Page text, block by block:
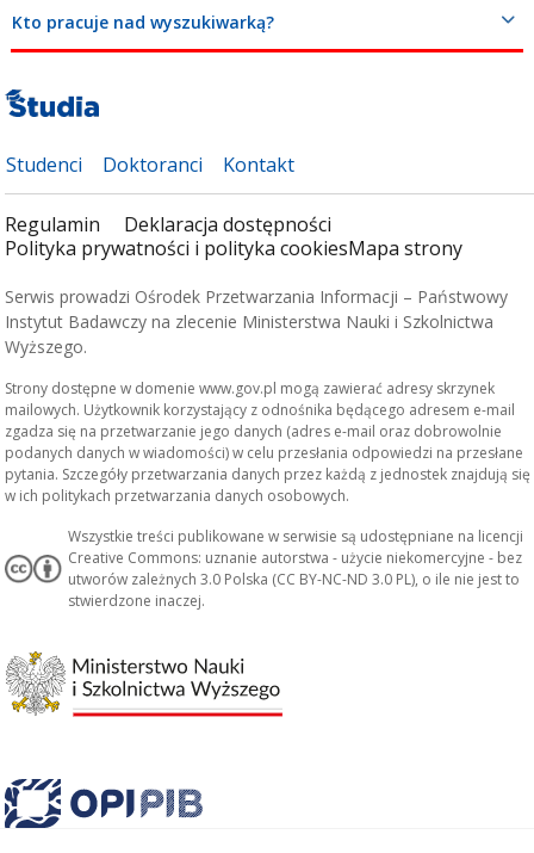
Kto pracuje nad wyszukiwarką?
Studenci Doktoranci Kontakt
Regulamin
Deklaracja dostępności
Polityka prywatności i polityka cookiesMapa strony
Serwis prowadzi Ośrodek Przetwarzania Informacji – Państwowy
Instytut Badawczy na zlecenie Ministerstwa Nauki i Szkolnictwa
Wyższego.
Strony dostępne w domenie www.gov.pl mogą zawierać adresy skrzynek
mailowych. Użytkownik korzystający z odnośnika będącego adresem e-mail
zgadza się na przetwarzanie jego danych (adres e-mail oraz dobrowolnie
podanych danych w wiadomości) w celu przesłania odpowiedzi na przesłane
pytania. Szczegóły przetwarzania danych przez każdą z jednostek znajdują się
w ich politykach przetwarzania danych osobowych.
Wszystkie treści publikowane w serwisie są udostępniane na licencji
Creative Commons: uznanie autorstwa - użycie niekomercyjne - bez
utworów zależnych 3.0 Polska (CC BY-NC-ND 3.0 PL), o ile nie jest to
stwierdzone inaczej.